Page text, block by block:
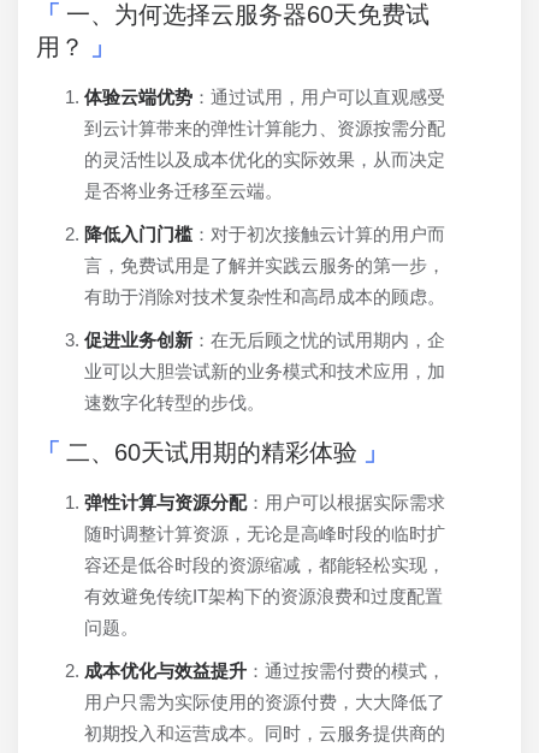
一、为何选择云服务器60天免费试
用？
体验云端优势 ：通过试用，用户可以直观感受
到云计算带来的弹性计算能力、资源按需分配
的灵活性以及成本优化的实际效果，从而决定
是否将业务迁移至云端。
降低入门门槛：对于初次接触云计算的用户而
言，免费试用是了解并实践云服务的第一步，
有助于消除对技术复杂性和高昂成本的顾虑。
促进业务创新 ：在无后顾之忧的试用期内，企
业可以大胆尝试新的业务模式和技术应用，加
速数字化转型的步伐。
二、60天试用期的精彩体验
弹性计算与资源分配：用户可以根据实际需求
随时调整计算资源，无论是高峰时段的临时扩
容还是低谷时段的资源缩减，都能轻松实现，
有效避免传统IT架构下的资源浪费和过度配置
问题。
成本优化与效益提升 ：通过按需付费的模式，
用户只需为实际使用的资源付费，大大降低了
初期投入和运营成本。同时，云服务提供商的